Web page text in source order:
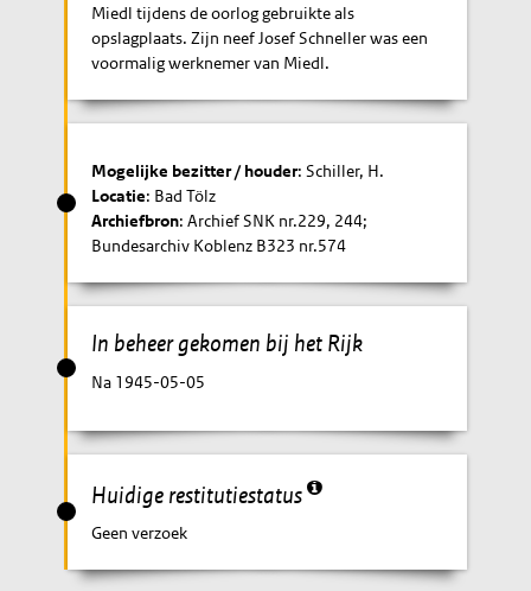
Miedl tijdens de oorlog gebruikte als
opslagplaats. Zijn neef Josef Schneller was een
voormalig werknemer van Miedl.
Mogelijke bezitter / houder: Schiller, H.
Locatie: Bad Tölz
Archiefbron: Archief SNK nr.229, 244;
Bundesarchiv Koblenz B323 nr.574
In beheer gekomen bij het Rijk
Na 1945-05-05
Huidige restitutiestatus
Geen verzoek